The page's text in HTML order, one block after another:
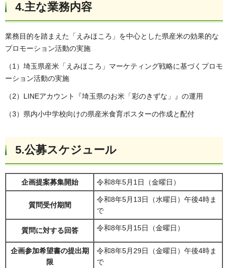
4.主な業務内容
業務目的を踏まえた「えみほころ」を中心とした県産米の効果的な
プロモーション活動の実施
（1）埼玉県産米「えみほころ」マーケティング戦略に基づくプロモ
ーション活動の実施
（2）LINEアカウント『埼玉県のお米「彩のきずな」』の運用
（3）県内小中学校向けの県産米食育ポスターの作成と配付
5.公募スケジュール
企画提案募集開始 令和8年5月1日（金曜日）
質問受付期間
令和8年5月13日（水曜日）午後4時ま
で
質問に対する回答 令和8年5月15日（金曜日）
企画参加希望書の提出期
限
令和8年5月29日（金曜日）午後4時ま
で